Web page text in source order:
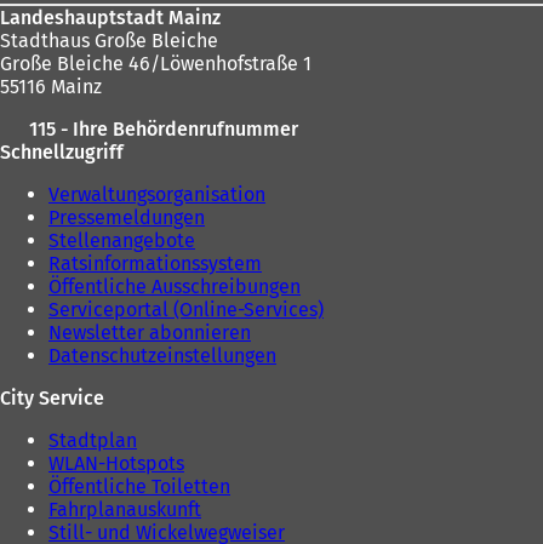
Landeshauptstadt Mainz
Stadthaus Große Bleiche
Große Bleiche 46/Löwenhofstraße 1
55116 Mainz
115 - Ihre Behördenrufnummer
Schnellzugriff
Verwaltungsorganisation
Pressemeldungen
Stellenangebote
Ratsinformationssystem
Öffentliche Ausschreibungen
Serviceportal (Online-Services)
Newsletter abonnieren
Datenschutzeinstellungen
City Service
Stadtplan
WLAN-Hotspots
Öffentliche Toiletten
Fahrplanauskunft
Still- und Wickelwegweiser